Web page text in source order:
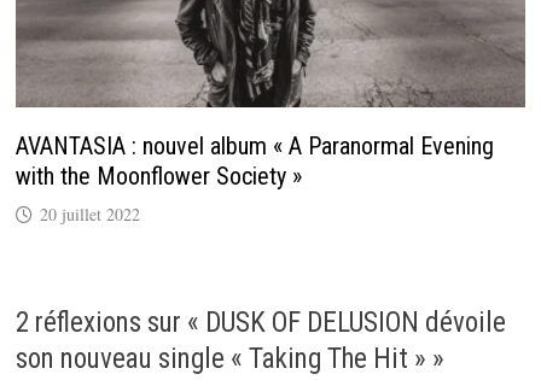
AVANTASIA : nouvel album « A Paranormal Evening
with the Moonflower Society »
20 juillet 2022
2 réflexions sur « DUSK OF DELUSION dévoile
son nouveau single « Taking The Hit » »